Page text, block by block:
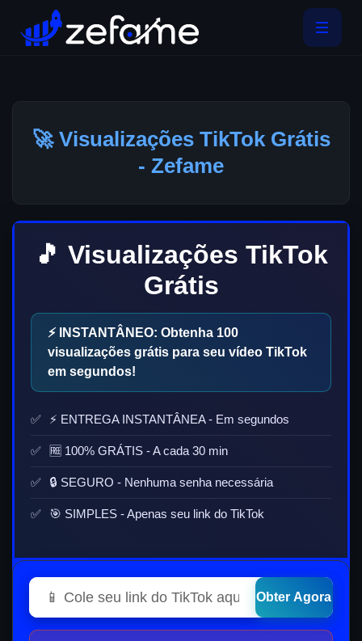
🚀 Visualizações TikTok Grátis
- Zefame
🎵 Visualizações TikTok
Grátis
⚡ INSTANTÂNEO: Obtenha 100
visualizações grátis para seu vídeo TikTok
em segundos!
⚡ ENTREGA INSTANTÂNEA - Em segundos
🆓 100% GRÁTIS -A cada 30 min
🔒 SEGURO - Nenhuma senha necessária
🎯 SIMPLES - Apenas seu link do TikTok
Obter Agora